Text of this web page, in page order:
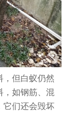
，但白蚁仍然
，如钢筋、混
它们还会毁坏